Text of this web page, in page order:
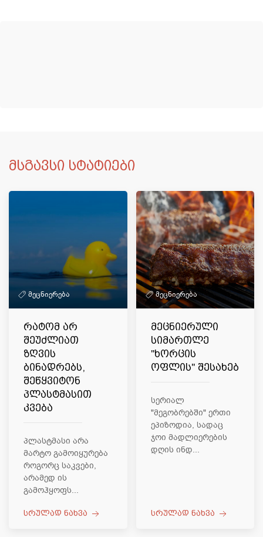
მსგავსი სტატიები
მეცნიერება
რატომ არ
შეუძლიათ
ზღვის
ბინადრებს,
შეწყვიტონ
პლასტმასით
კვება
პლასტმასი არა
მარტო გამოიყურება
როგორც საკვები,
არამედ ის
გამოჰყოფს...
სრულად ნახვა
მეცნიერება
მეცნიერული
სიმართლე
"ხორცის
ოფლის" შესახებ
სერიალ
"მეგობრებში" ერთი
ეპიზოდია, სადაც
ჯოი მადლიერების
დღის ინდ...
სრულად ნახვა